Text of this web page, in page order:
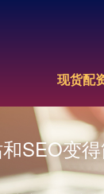
现货配
SEO变